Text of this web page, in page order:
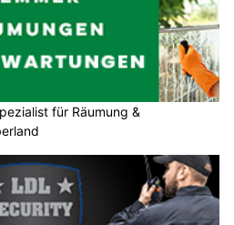
für Räumung &